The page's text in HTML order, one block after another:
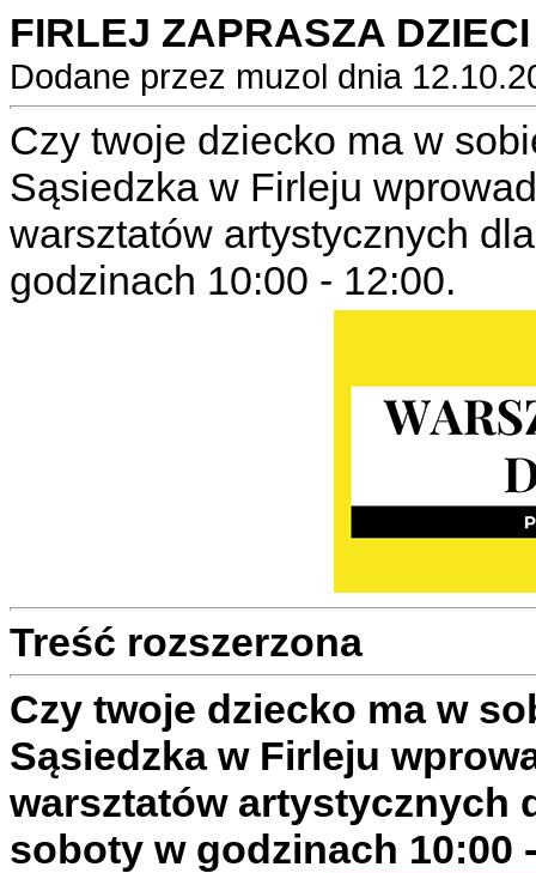
FIRLEJ ZAPRASZA
Dodane przez muzol dnia
Czy twoje dziecko ma w
Sąsiedzka w Firleju
warsztatów artystycznych
godzinach 10:00 - 12:00.
Treść rozszerzona
Czy twoje dziecko ma w
Sąsiedzka w Firleju
warsztatów artystycznych
soboty w godzinach 10:00